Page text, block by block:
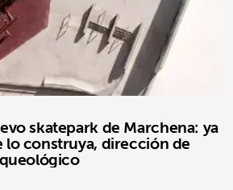
skatepark de Marchena: ya
lo construya, dirección de